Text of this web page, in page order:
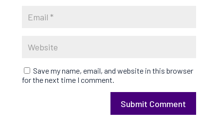
Save my name, email, and website in this browser
for the next time I comment.
Submit Comment